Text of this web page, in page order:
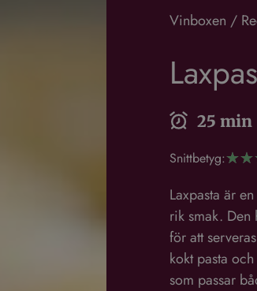
Vinboxen /
25 min
Snittbetyg:☆☆
Laxpasta är
rik smak. Den
för att
kokt pasta
som passar